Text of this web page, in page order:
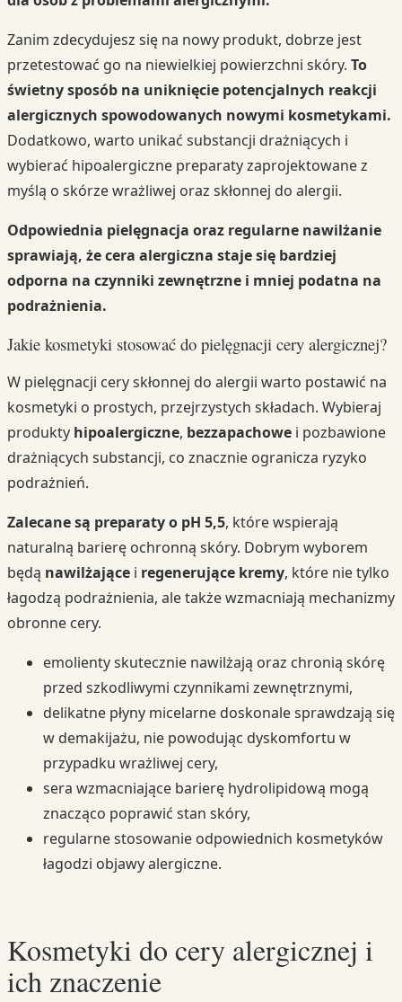
Zanim zdecydujesz się na nowy produkt, dobrze jest
przetestować go na niewielkiej powierzchni skóry. To
świetny sposób na uniknięcie potencjalnych reakcji
alergicznych spowodowanych nowymi kosmetykami.
Dodatkowo, warto unikać substancji drażniących i
wybierać hipoalergiczne preparaty zaprojektowane z
myślą o skórze wrażliwej oraz skłonnej do alergii.
Odpowiednia pielęgnacja oraz regularne nawilżanie
sprawiają, że cera alergiczna staje się bardziej
odporna na czynniki zewnętrzne i mniej podatna na
podrażnienia.
Jakie kosmetyki stosować do pielęgnacji cery alergicznej?
W pielęgnacji cery skłonnej do alergii warto postawić na
kosmetyki o prostych, przejrzystych składach. Wybieraj
produkty hipoalergiczne, bezzapachowe i pozbawione
drażniących substancji, co znacznie ogranicza ryzyko
podrażnień.
Zalecane są preparaty o pH 5,5, które wspierają
naturalną barierę ochronną skóry. Dobrym wyborem
będą nawilżające i regenerujące kremy, które nie tylko
łagodzą podrażnienia, ale także wzmacniają mechanizmy
obronne cery.
emolienty skutecznie nawilżają oraz chronią skórę
przed szkodliwymi czynnikami zewnętrznymi,
delikatne płyny micelarne doskonale sprawdzają się
w demakijażu, nie powodując dyskomfortu w
przypadku wrażliwej cery,
sera wzmacniające barierę hydrolipidową mogą
znacząco poprawić stan skóry,
regularne stosowanie odpowiednich kosmetyków
łagodzi objawy alergiczne.
Kosmetyki do cery alergicznej i
ich znaczenie